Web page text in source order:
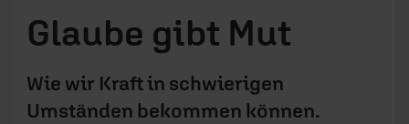
Glaube gibt Mut
Wie wir Kraft in schwierigen
Umständen bekommen können.